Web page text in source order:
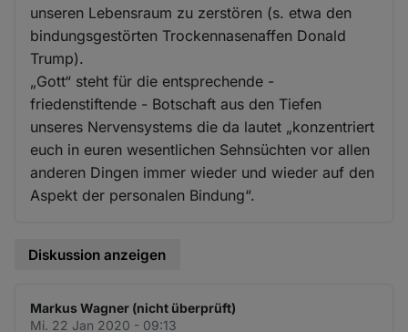
unseren Lebensraum zu zerstören (s. etwa den
bindungsgestörten Trockennasenaffen Donald
Trump).
„Gott“ steht für die entsprechende -
friedenstiftende - Botschaft aus den Tiefen
unseres Nervensystems die da lautet „konzentriert
euch in euren wesentlichen Sehnsüchten vor allen
anderen Dingen immer wieder und wieder auf den
Aspekt der personalen Bindung“.
Diskussion anzeigen
Markus Wagner (nicht überprüft)
Mi. 22 Jan 2020 - 09:13